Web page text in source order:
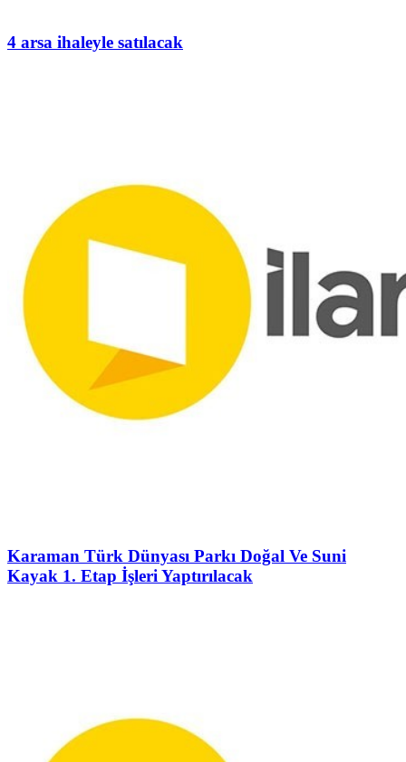
4 arsa ihaleyle satılacak
Karaman Türk Dünyası Parkı Doğal Ve Suni
Kayak 1. Etap İşleri Yaptırılacak